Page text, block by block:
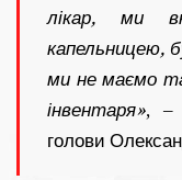
лікар, ми
капельницею,
ми не маємо
інвентаря», –
голови